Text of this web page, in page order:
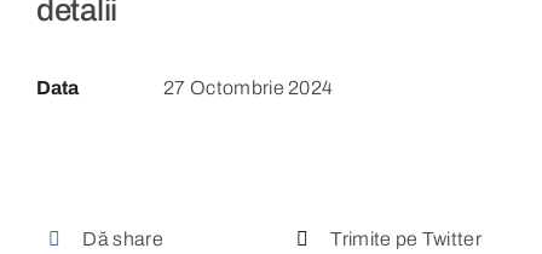
detalii
Data 27 Octombrie 2024
Dă share
Trimite pe Twitter